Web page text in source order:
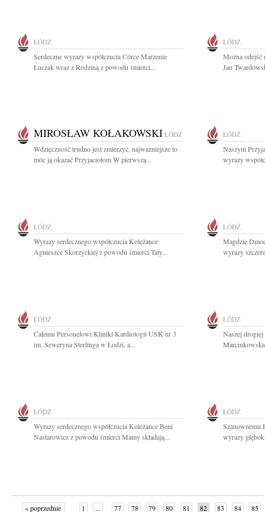
ŁÓDŹ
Serdeczne wyrazy współczucia Córce Marzenie
Łuczak wraz z Rodziną z powodu śmierci...
ŁÓDŹ
Można odejść
Jan
MIROSŁAW KOŁAKOWSKI ŁÓDŹ
Wdzięczność trudno jest zmierzyć, najważniejsze to
móc ją okazać Przyjaciołom W pierwszą...
ŁÓDŹ
Naszym
wyrazy
ŁÓDŹ
Wyrazy serdecznego współczucia Koleżance
Agnieszce Skorzyckiej z powodu śmierci Taty...
ŁÓDŹ
Magdzie
wyrazy
ŁÓDŹ
Całemu Personelowi Kliniki Kardiologii USK nr 3
im. Seweryna Sterlinga w Łodzi, a...
ŁÓDŹ
Naszej
ŁÓDŹ
Wyrazy serdecznego współczucia Koleżance Beni
Nastarowicz z powodu śmierci Mamy składają...
ŁÓDŹ
Szanownemu
wyrazy
« poprzednie 1 ... 77 78 79 80 81 82 83 84 85